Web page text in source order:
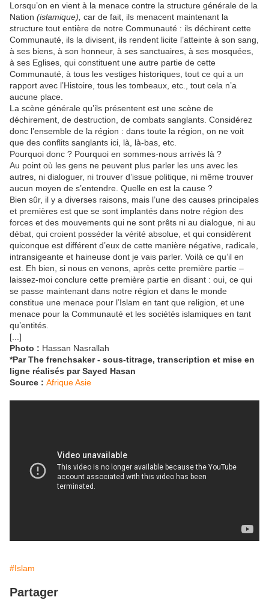
Lorsqu’on en vient à la menace contre la structure générale de la
Nation (islamique), car de fait, ils menacent maintenant la
structure tout entière de notre Communauté : ils déchirent cette
Communauté, ils la divisent, ils rendent licite l’atteinte à son sang,
à ses biens, à son honneur, à ses sanctuaires, à ses mosquées,
à ses Eglises, qui constituent une autre partie de cette
Communauté, à tous les vestiges historiques, tout ce qui a un
rapport avec l’Histoire, tous les tombeaux, etc., tout cela n’a
aucune place.
La scène générale qu’ils présentent est une scène de
déchirement, de destruction, de combats sanglants. Considérez
donc l’ensemble de la région : dans toute la région, on ne voit
que des conflits sanglants ici, là, là-bas, etc.
Pourquoi donc ? Pourquoi en sommes-nous arrivés là ?
Au point où les gens ne peuvent plus parler les uns avec les
autres, ni dialoguer, ni trouver d’issue politique, ni même trouver
aucun moyen de s’entendre. Quelle en est la cause ?
Bien sûr, il y a diverses raisons, mais l’une des causes principales
et premières est que se sont implantés dans notre région des
forces et des mouvements qui ne sont prêts ni au dialogue, ni au
débat, qui croient posséder la vérité absolue, et qui considèrent
quiconque est différent d’eux de cette manière négative, radicale,
intransigeante et haineuse dont je vais parler. Voilà ce qu’il en
est. Eh bien, si nous en venons, après cette première partie –
laissez-moi conclure cette première partie en disant : oui, ce qui
se passe maintenant dans notre région et dans le monde
constitue une menace pour l’Islam en tant que religion, et une
menace pour la Communauté et les sociétés islamiques en tant
qu’entités.
[...]
Photo : Hassan Nasrallah
*Par The frenchsaker - sous-titrage, transcription et mise en
ligne réalisés par Sayed Hasan
Source : Afrique Asie
#Islam
Partager